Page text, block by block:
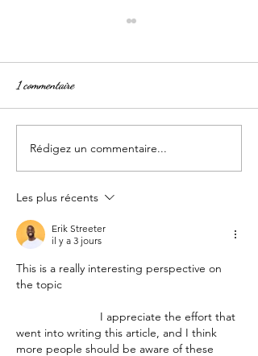
Suggestion de la semaine - 29
au 31 juillet
1 commentaire
Rédigez un commentaire...
Les plus récents
Erik Streeter
il y a 3 jours
This is a really interesting perspective on
the topic
I appreciate the effort that
went into writing this article, and I think
more people should be aware of these